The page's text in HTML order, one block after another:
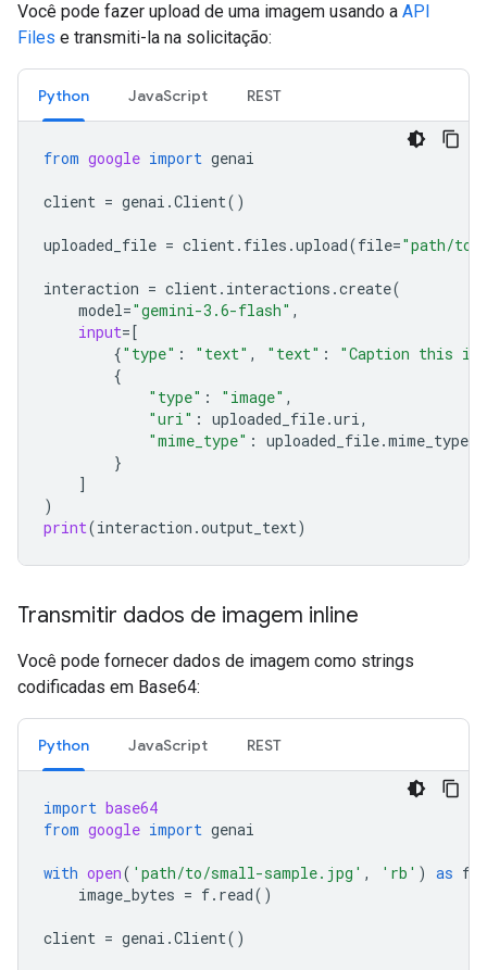
Você pode fazer upload de uma imagem usando a API
Files e transmiti-la na solicitação:
Python JavaScript REST
from google import genai
client = genai .Client()
uploaded_file = client. files .upload(file="path/to/
interaction = client. interactions .create(
model="gemini-3.6-flash" ,
input=[
{"type" : "text" , "text" :
"Caption this
{
"type" : "image" ,
"uri" : uploaded_file.uri,
"mime_type" : uploaded_file.mime_type
}
]
)
print(interaction .output_text)
Transmitir dados de imagem inline
Você pode fornecer dados de imagem como strings
codificadas em Base64:
Python JavaScript REST
import base64
from google import genai
with open( 'path/to/small-sample.jpg' , 'rb' ) as f
image_bytes = f. read()
client = genai .Client()